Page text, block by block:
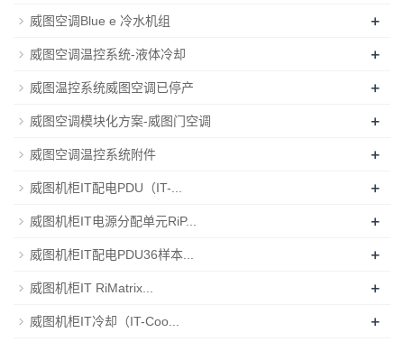
威图空调Blue e 冷水机组 +
威图空调温控系统-液体冷却 +
威图温控系统威图空调已停产 +
威图空调模块化方案-威图门空调 +
威图空调温控系统附件 +
威图机柜IT配电PDU（IT-... +
威图机柜IT电源分配单元RiP... +
威图机柜IT配电PDU36样本... +
威图机柜IT RiMatrix... +
威图机柜IT冷却（IT-Coo... +